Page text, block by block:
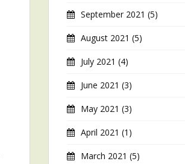
September 2021 (5)
August 2021 (5)
July 2021 (4)
June 2021 (3)
May 2021 (3)
April 2021 (1)
March 2021 (5)